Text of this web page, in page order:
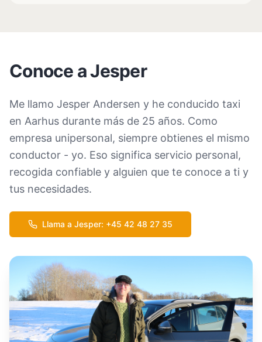
Conoce a Jesper
Me llamo Jesper Andersen y he conducido taxi
en Aarhus durante más de 25 años. Como
empresa unipersonal, siempre obtienes el mismo
conductor - yo. Eso significa servicio personal,
recogida confiable y alguien que te conoce a ti y
tus necesidades.
Llama a Jesper: +45 42 48 27 35